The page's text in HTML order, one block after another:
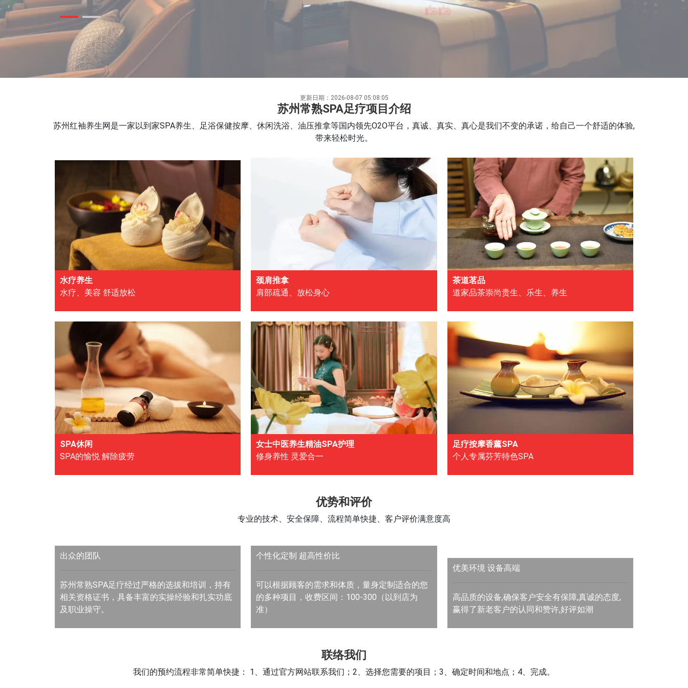
更新日期：2026-08-07 05:08:05
苏州常熟SPA足疗项目介绍
苏州红袖养生网是一家以到家SPA养生、足浴保健按摩、休闲洗浴、油压推拿等国内领先O2O平台，真诚、真实、真心是我们不变的承诺，给自己一个舒适的体验,
带来轻松时光。
水疗养生
水疗、美容 舒适放松
颈肩推拿
肩部疏通、放松身心
茶道茗品
道家品茶崇尚贵生、乐生、养生
SPA休闲
SPA的愉悦 解除疲劳
女士中医养生精油SPA护理
修身养性 灵爱合一
足疗按摩香薰SPA
个人专属芬芳特色SPA
优势和评价
专业的技术、安全保障、流程简单快捷、客户评价满意度高
出众的团队
苏州常熟SPA足疗经过严格的选拔和培训，持有
相关资格证书，具备丰富的实操经验和扎实功底
及职业操守。
个性化定制 超高性价比
可以根据顾客的需求和体质，量身定制适合的您
的多种项目，收费区间：100-300（以到店为
准）
优美环境 设备高端
高品质的设备,确保客户安全有保障,真诚的态度,
赢得了新老客户的认同和赞许,好评如潮
联络我们
我们的预约流程非常简单快捷： 1、通过官方网站联系我们；2、选择您需要的项目；3、确定时间和地点；4、完成。